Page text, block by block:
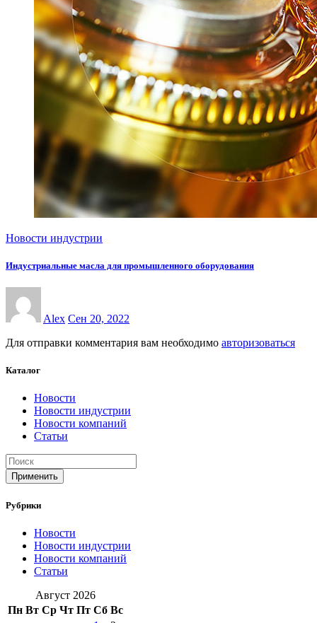
Новости индустрии
Индустриальные масла для промышленного оборудования
Alex Сен 20, 2022
Для отправки комментария вам необходимо авторизоваться
Каталог
Новости
Новости индустрии
Новости компаний
Статьи
Применить
Рубрики
Новости
Новости индустрии
Новости компаний
Статьи
Август 2026
Пн Вт Ср Чт Пт Сб Вс